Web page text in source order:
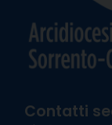
Contatti